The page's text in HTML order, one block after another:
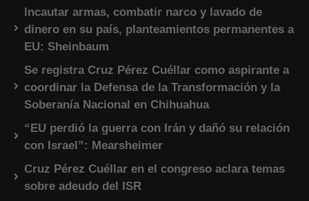
Incautar armas, combatir narco y lavado de
dinero en su país, planteamientos permanentes a
EU: Sheinbaum
Se registra Cruz Pérez Cuéllar como aspirante a
coordinar la Defensa de la Transformación y la
Soberanía Nacional en Chihuahua
“EU perdió la guerra con Irán y dañó su relación
con Israel”: Mearsheimer
Cruz Pérez Cuéllar en el congreso aclara temas
sobre adeudo del ISR